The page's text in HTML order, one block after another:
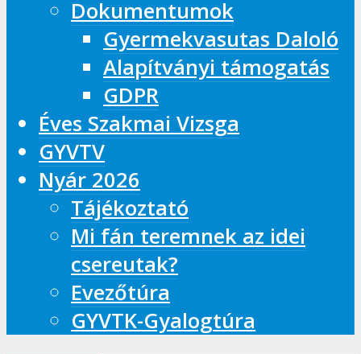
Dokumentumok
Gyermekvasutas Daloló
Alapítványi támogatás
GDPR
Éves Szakmai Vizsga
GYVTV
Nyár 2026
Tájékoztató
Mi fán teremnek az idei
csereutak?
Evezőtúra
GYVTK-Gyalogtúra